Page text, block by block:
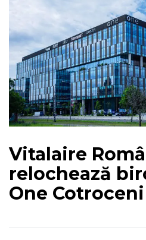
Vitalaire
relochează
One